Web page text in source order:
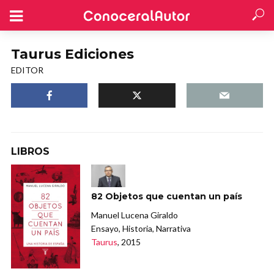
Taurus Ediciones
EDITOR
LIBROS
82 Objetos que cuentan un país
Manuel Lucena Giraldo
Ensayo, Historia, Narrativa
Taurus, 2015